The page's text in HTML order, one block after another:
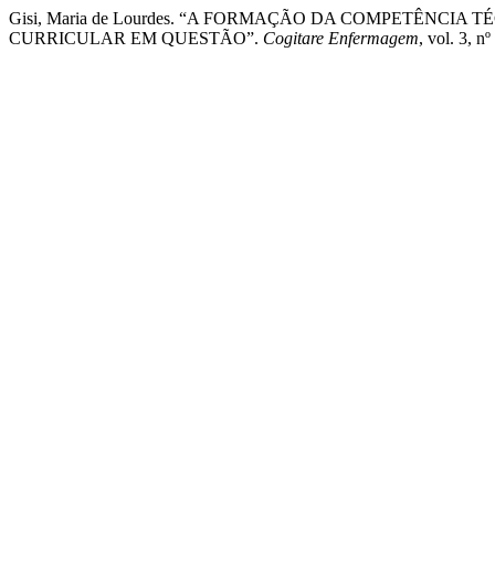
Gisi, Maria de Lourdes. “A FORMAÇÃO DA COMPETÊNCIA
CURRICULAR EM QUESTÃO”. Cogitare Enfermagem, vol. 3,